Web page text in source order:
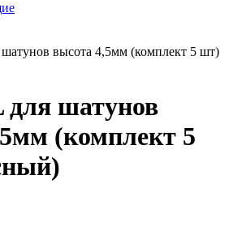
высота 4,5мм (комплект 5 шт)
шатунов
(комплект 5